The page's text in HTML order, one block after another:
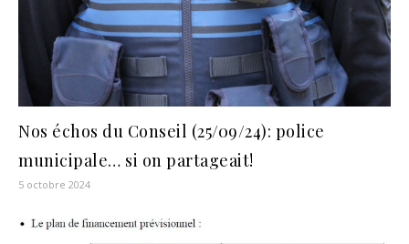
Nos échos du Conseil (25/09/24): police
municipale… si on partageait!
5 octobre 2024